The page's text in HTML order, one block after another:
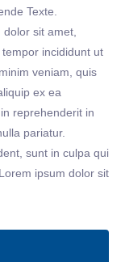
Texte.
dolor sit amet,
incididunt ut
veniam, quis
ex ea
reprehenderit in
pariatur.
sunt in culpa qui
ipsum dolor sit